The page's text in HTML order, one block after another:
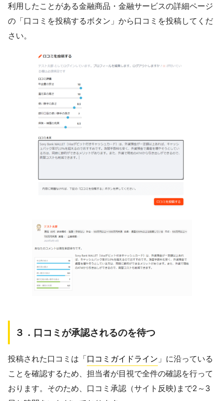
利用したことがある金融商品・金融サービスの詳細ページ
の「口コミを投稿するボタン」から口コミを投稿してくだ
さい。
３．口コミが承認されるのを待つ
投稿された口コミは「口コミガイドライン 」に沿っている
ことを確認するため、担当者が目視で全件の確認を行って
おります。そのため、口コミ承認（サイト反映)まで2～3